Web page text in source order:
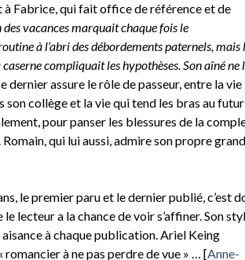
à Fabrice, qui fait office de référence et de
des vacances marquait chaque fois le
à l’abri des débordements paternels, mais
compliquait les hypothèses. Son aîné ne
dernier assure le rôle de passeur, entre la vie
son collège et la vie qui tend les bras au futur
pour panser les blessures de la
qui lui aussi, admire son propre grand
le premier paru et le dernier publié, c’est
le lecteur a la chance de voir s’affiner. Son
à chaque publication. Ariel Keing
à ne pas perdre de vue » … [Anne-